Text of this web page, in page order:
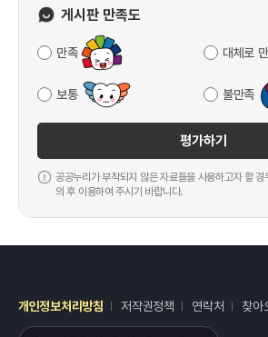
게시판 만족도
만족 대체로
보통 불만족
평가하기
공공누리가 부착되지 않은 자료들을 사용하고자 할 경
의 후 이용하여 주시기 바랍니다.
개인정보처리방침 저작권정책 연락처 찾아